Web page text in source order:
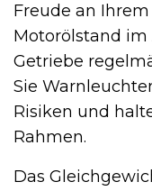
Freude an
Motorölstand im
Getriebe
Sie
Risiken und
Rahmen.
Das